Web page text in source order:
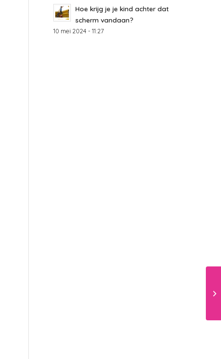
Hoe krijg je je kind achter dat
scherm vandaan?
10 mei 2024 - 11:27